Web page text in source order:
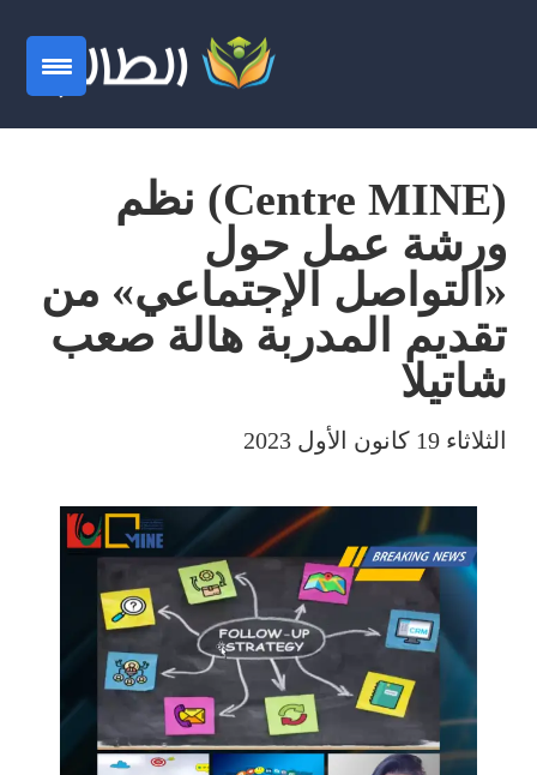
(Centre MINE) نظم
ورشة عمل حول
«التواصل الإجتماعي» من
تقديم المدربة هالة صعب
شاتيلا
الثلاثاء 19 كانون الأول 2023